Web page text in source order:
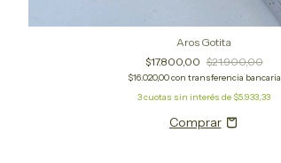
Aros Gotita
$17.800,00 $21.900,00
$16.020,00con transferencia bancaria
3cuotas sin interés de $5.933,33